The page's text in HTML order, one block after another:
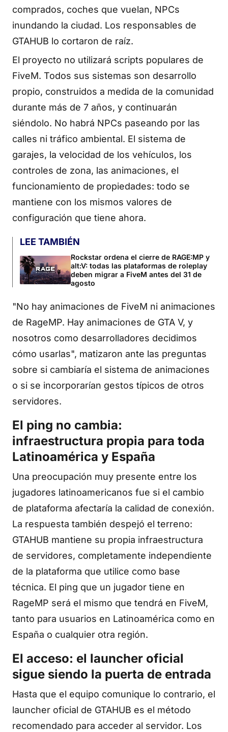
comprados, coches que vuelan, NPCs
inundando la ciudad. Los responsables de
GTAHUB lo cortaron de raíz.
El proyecto no utilizará scripts populares de
FiveM. Todos sus sistemas son desarrollo
propio, construidos a medida de la comunidad
durante más de 7 años, y continuarán
siéndolo. No habrá NPCs paseando por las
calles ni tráfico ambiental. El sistema de
garajes, la velocidad de los vehículos, los
controles de zona, las animaciones, el
funcionamiento de propiedades: todo se
mantiene con los mismos valores de
configuración que tiene ahora.
LEE TAMBIÉN
Rockstar ordena el cierre de RAGE:MP y
alt:V: todas las plataformas de roleplay
deben migrar a FiveM antes del 31 de
agosto
"No hay animaciones de FiveM ni animaciones
de RageMP. Hay animaciones de GTA V, y
nosotros como desarrolladores decidimos
cómo usarlas", matizaron ante las preguntas
sobre si cambiaría el sistema de animaciones
o si se incorporarían gestos típicos de otros
servidores.
El ping no cambia:
infraestructura propia para toda
Latinoamérica y España
Una preocupación muy presente entre los
jugadores latinoamericanos fue si el cambio
de plataforma afectaría la calidad de conexión.
La respuesta también despejó el terreno:
GTAHUB mantiene su propia infraestructura
de servidores, completamente independiente
de la plataforma que utilice como base
técnica. El ping que un jugador tiene en
RageMP será el mismo que tendrá en FiveM,
tanto para usuarios en Latinoamérica como en
España o cualquier otra región.
El acceso: el launcher oficial
sigue siendo la puerta de entrada
Hasta que el equipo comunique lo contrario, el
launcher oficial de GTAHUB es el método
recomendado para acceder al servidor. Los